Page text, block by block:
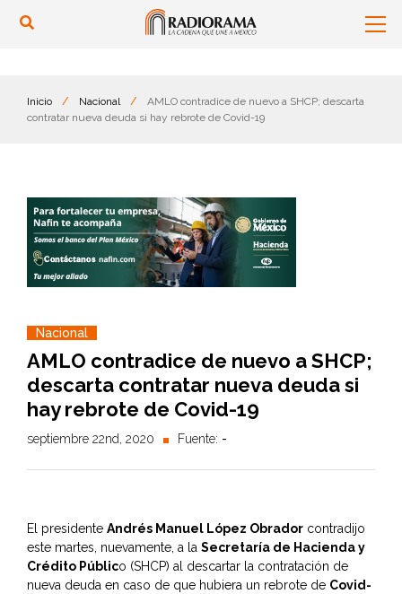
Inicio / Nacional /
AMLO contradice de nuevo a SHCP; descarta
contratar nueva deuda si hay rebrote de Covid-19
Nacional
AMLO contradice de nuevo a SHCP;
descarta contratar nueva deuda si
hay rebrote de Covid-19
septiembre 22nd, 2020 Fuente: -
El presidente Andrés Manuel López Obrador contradijo
este martes, nuevamente, a la Secretaría de Hacienda y
Crédito Público (SHCP) al descartar la contratación de
nueva deuda en caso de que hubiera un rebrote de Covid-